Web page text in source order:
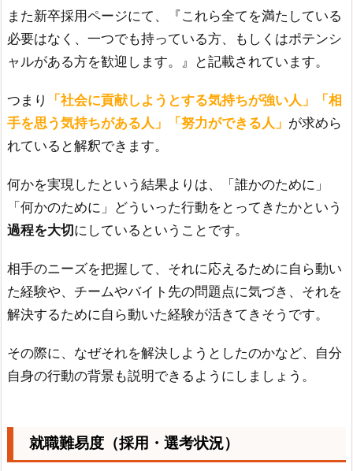
また新卒採用ページにて、『これら全てを満たしている
必要はなく、一つでも持っている方、もしくはポテンシ
ャルがある方を歓迎します。』と記載されています。
つまり
「社会に貢献しようとする気持ちが強い人」「相
手を思う気持ちがある人」「努力ができる人」 が求めら
れていると解釈できます。
何かを実現したという結果よりは、「誰かのために」
「何かのために」どういった行動をとってきたかという
過程を大切 にしているということです。
相手のニーズを把握して、それに応えるために自ら動い
た経験や、チームやバイト先の問題点に気づき、それを
解決するために自ら動いた経験が活きてきそうです。
その際に、なぜそれを解決しようとしたのかなど、自分
自身の行動の背景も説明できるようにしましょう。
就職難易度（採用・選考状況）